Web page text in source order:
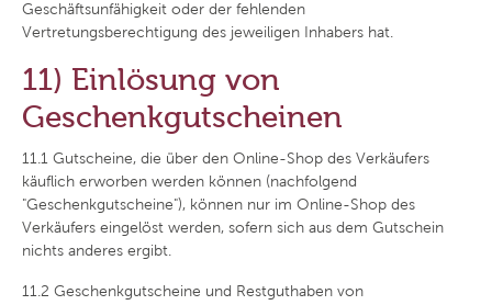
Geschäftsunfähigkeit oder der fehlenden
Vertretungsberechtigung des jeweiligen Inhabers hat.
11) Einlösung von
Geschenkgutscheinen
11.1 Gutscheine, die über den Online-Shop des Verkäufers
käuflich erworben werden können (nachfolgend
"Geschenkgutscheine"), können nur im Online-Shop des
Verkäufers eingelöst werden, sofern sich aus dem Gutschein
nichts anderes ergibt.
11.2 Geschenkgutscheine und Restguthaben von